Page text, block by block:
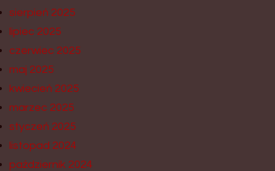
sierpień 2025
lipiec 2025
czerwiec 2025
maj 2025
kwiecień 2025
marzec 2025
styczeń 2025
listopad 2024
październik 2024